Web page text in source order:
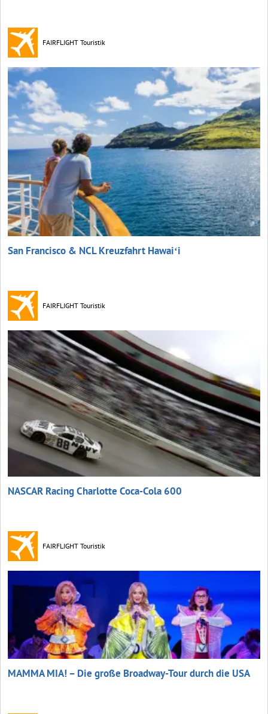
FAIRFLIGHT Touristik
San Francisco & NCL Kreuzfahrt Hawaiʻi
FAIRFLIGHT Touristik
NASCAR Racing Charlotte Coca‑Cola 600
FAIRFLIGHT Touristik
MAMMA MIA! – Die große Broadway-Tour durch die USA